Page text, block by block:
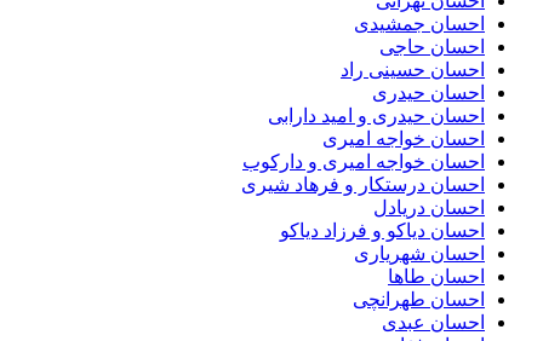
احسان جمشیدی
احسان حاجی
احسان حسینی راد
احسان حیدری
احسان حیدری و امید دارابی
احسان خواجه امیری
احسان خواجه امیری و دارکوب
احسان درستكار و فرهاد شيرى
احسان دریادل
احسان دیاکو و فرزاد دیاکو
احسان شهریاری
احسان طاها
احسان طهرانچی
احسان عبدی